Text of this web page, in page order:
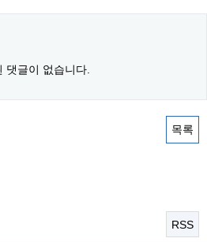
댓글이 없습니다.
목록
RSS